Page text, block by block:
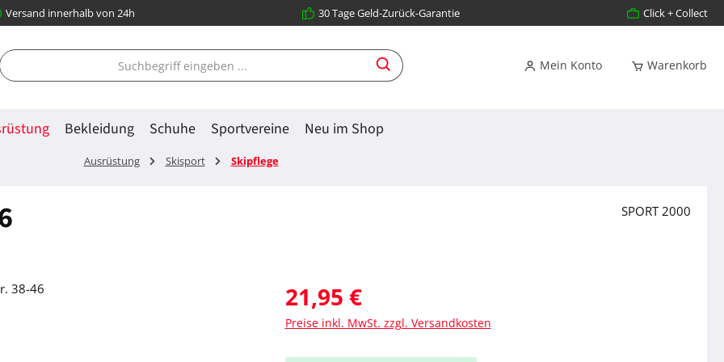
Versand innerhalb von 24h 30 Tage Geld-Zurück-Garantie Click + Collect
Mein Konto Warenkorb
Bekleidung Schuhe Sportvereine Neu im Shop
Ausrüstung Skisport Skipflege
SPORT 2000
Regulärer Preis:
21,95 €
Preise inkl. MwSt. zzgl. Versandkosten